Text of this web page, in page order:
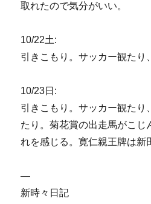
取れたので気分がいい。
10/22土:
引きこもり。サッカー観たり
10/23日:
引きこもり。サッカー観たり
たり。菊花賞の出走馬がこじ
れを感じる。寛仁親王牌は新
—
新時々日記